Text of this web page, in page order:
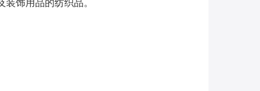
饰用品的纺织品。